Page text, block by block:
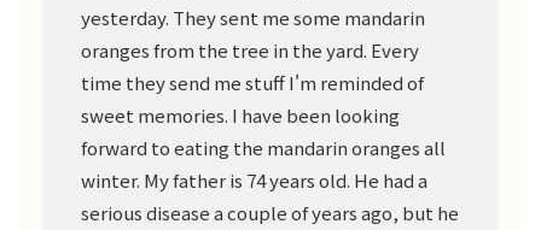
yesterday. They sent me some mandarin
oranges from the tree in the yard. Every
time they send me stuff I'm reminded of
sweet memories. I have been looking
forward to eating the mandarin oranges all
winter. My father is 74 years old. He had a
serious disease a couple of years ago, but he